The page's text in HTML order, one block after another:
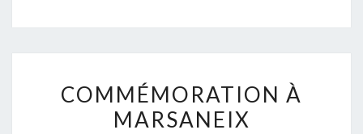
COMMÉMORATION À
MARSANEIX